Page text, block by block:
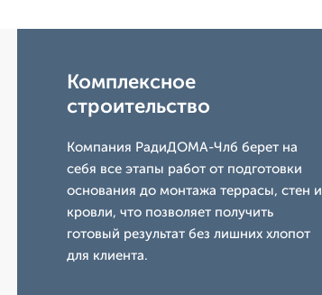
Комплексное
строительство
Компания РадиДОМА-Члб берет на
себя все этапы работ от подготовки
основания до монтажа террасы, стен и
кровли, что позволяет получить
готовый результат без лишних хлопот
для клиента.